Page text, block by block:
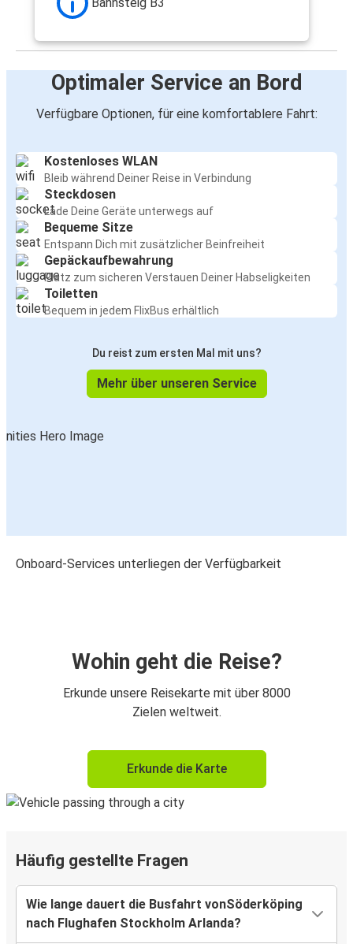
Optimaler Service an Bord
Verfügbare Optionen, für eine komfortablere Fahrt:
Kostenloses WLAN
Bleib während Deiner Reise in Verbindung
Steckdosen
Lade Deine Geräte unterwegs auf
Bequeme Sitze
Entspann Dich mit zusätzlicher Beinfreiheit
Gepäckaufbewahrung
Platz zum sicheren Verstauen Deiner Habseligkeiten
Toiletten
Bequem in jedem FlixBus erhältlich
Du reist zum ersten Mal mit uns?
Mehr über unseren Service
Onboard-Services unterliegen der Verfügbarkeit
Wohin geht die Reise?
Erkunde unsere Reisekarte mit über 8000
Zielen weltweit.
Erkunde die Karte
Häufig gestellte Fragen
Wie lange dauert die Busfahrt vonSöderköping
nach Flughafen Stockholm Arlanda?